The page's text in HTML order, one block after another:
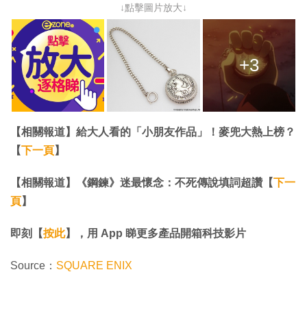
↓點擊圖片放大↓
+3
【相關報道】給大人看的「小朋友作品」！麥兜大熱上榜？
【下一頁】
【相關報道】​​​​​​​《鋼鍊》迷最懷念：不死傳說填詞超讚【下一
頁】​​​​​​​
即刻【按此】，用 App 睇更多產品開箱科技影片
Source： SQUARE ENIX